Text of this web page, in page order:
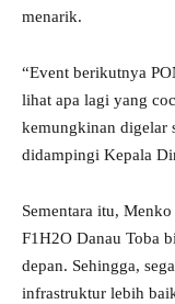
menarik.
“Event berikutnya
lihat apa lagi yang
kemungkinan digelar
didampingi Kepala
Sementara itu,
F1H2O Danau Toba
depan. Sehingga,
infrastruktur lebih